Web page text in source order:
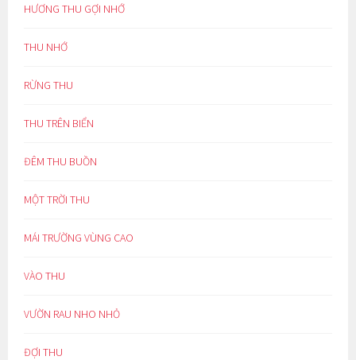
HƯƠNG THU GỢI NHỚ
THU NHỚ
RỪNG THU
THU TRÊN BIỂN
ĐÊM THU BUỒN
MỘT TRỜI THU
MÁI TRƯỜNG VÙNG CAO
VÀO THU
VƯỜN RAU NHO NHỎ
ĐỢI THU